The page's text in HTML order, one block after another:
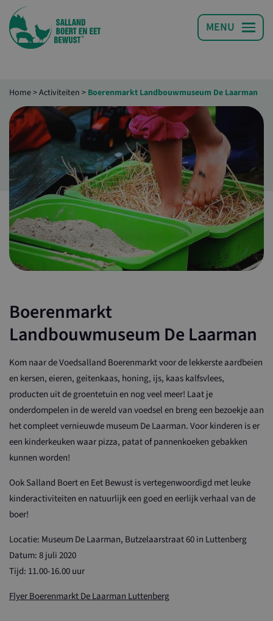
Home>Activiteiten > Boerenmarkt Landbouwmuseum De Laarman
Boerenmarkt
Landbouwmuseum De Laarman
Kom naar de Voedsalland Boerenmarkt voor de lekkerste aardbeien
en kersen, eieren, geitenkaas, honing, ijs, kaas kalfsvlees,
producten uit de groentetuin en nog veel meer! Laat je
onderdompelen in de wereld van voedsel en breng een bezoekje aan
het compleet vernieuwde museum De Laarman. Voor kinderen is er
een kinderkeuken waar pizza, patat of pannenkoeken gebakken
kunnen worden!
Ook Salland Boert en Eet Bewust is vertegenwoordigd met leuke
kinderactiviteiten en natuurlijk een goed en eerlijk verhaal van de
boer!
Locatie: Museum De Laarman, Butzelaarstraat 60 in Luttenberg
Datum: 8 juli 2020
Tijd: 11.00-16.00 uur
Flyer Boerenmarkt De Laarman Luttenberg